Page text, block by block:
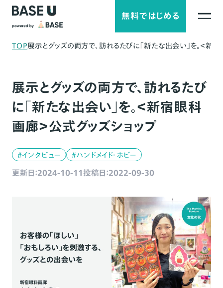
無料ではじめる
TOP展示とグッズの両方で、訪れるたびに「新たな出会い」を。＜新
展示とグッズの両方で、訪れるたび
に「新たな出会い」を。＜新宿眼科
画廊＞公式グッズショップ
#インタビュー #ハンドメイド・ホビー
更新日：2024-10-11投稿日：2022-09-30